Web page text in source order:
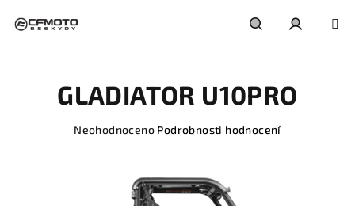
GLADIATOR U10PRO
Průměrné
Neohodnoceno Podrobnosti hodnocení